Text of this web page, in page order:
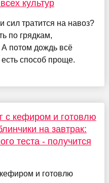
культур
сил тратится на навоз?
по грядкам,
А потом дождь всё
способ проще.
с кефиром и готовлю
на завтрак:
теста - получится
и готовлю